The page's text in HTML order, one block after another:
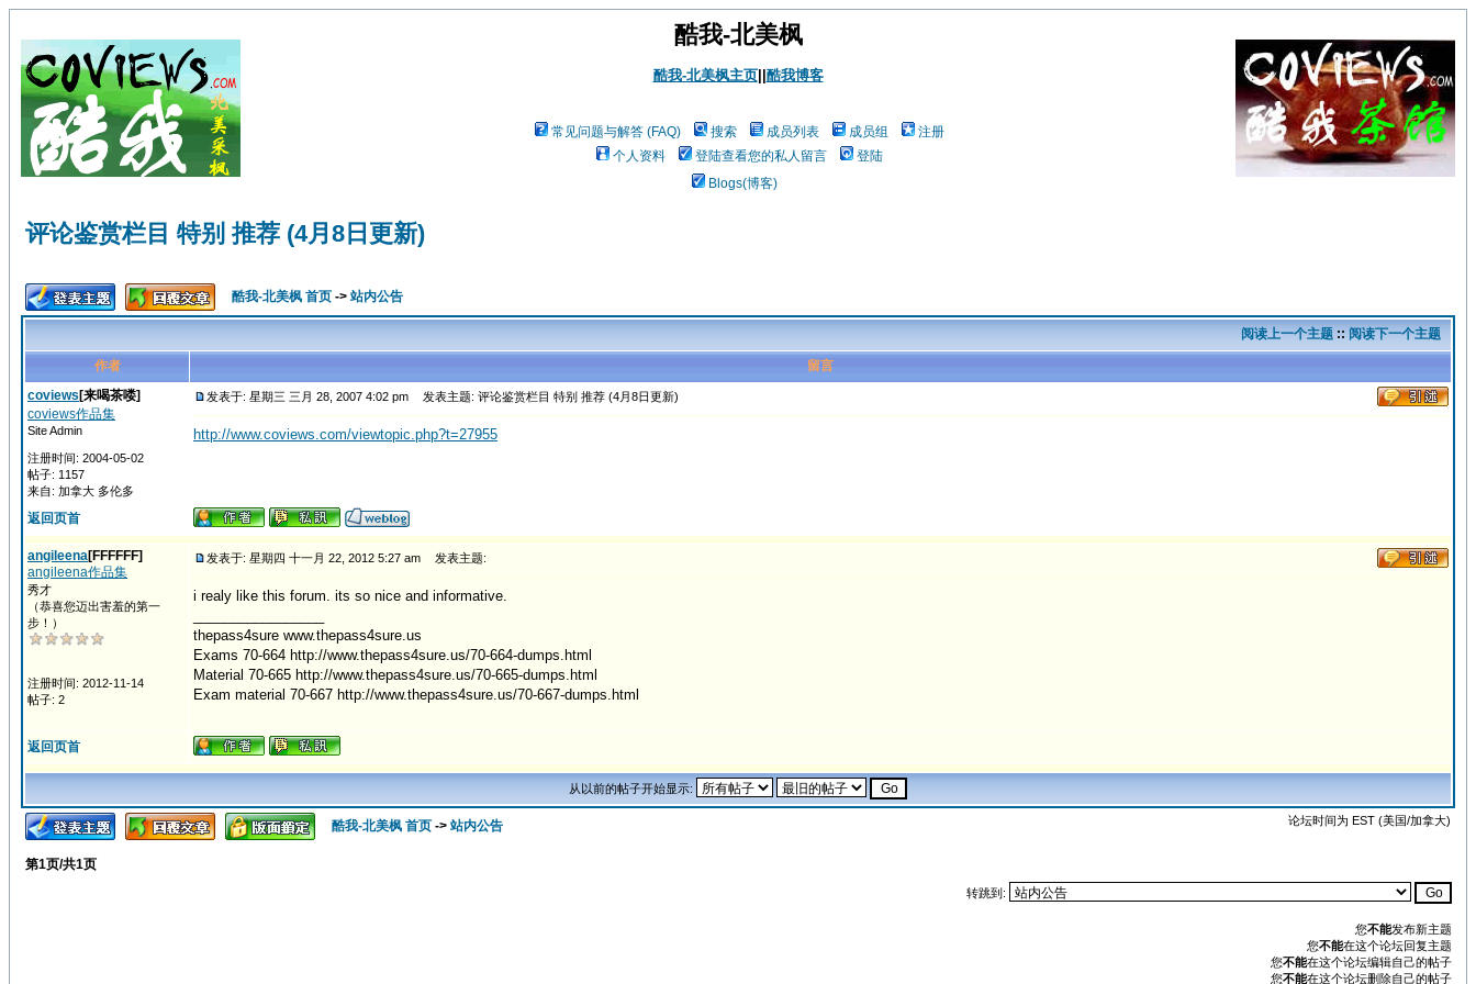
酷我-北美枫
酷我-北美枫主页|| 酷我博客
常见问题与解答 (FAQ) 搜索 成员列表 成员组
注册
个人资料
登陆查看您的私人留言
登陆
Blogs(博客)
评论鉴赏栏目 特别 推荐 (4月8日更新)
酷我-北美枫 首页 -> 站内公告
阅读上一个主题 :: 阅读下一个主题
作者
留言
coviews [来喝茶喽]
coviews作品集
Site Admin
注册时间: 2004-05-02
帖子: 1157
来自: 加拿大 多伦多
发表于: 星期三 三月 28, 2007 4:02 pm 发表主题: 评论鉴赏栏目 特别 推荐 (4月8日更新)
http://www.coviews.com/viewtopic.php?t=27955
返回页首
angileena[FFFFFF]
angileena作品集
秀才
（恭喜您迈出害羞的第一
步！）
注册时间: 2012-11-14
帖子: 2
发表于: 星期四 十一月 22, 2012 5:27 am 发表主题:
i realy like this forum. its so nice and informative.
thepass4sure www.thepass4sure.us
Exams 70-664 http://www.thepass4sure.us/70-664-dumps.html
Material 70-665 http://www.thepass4sure.us/70-665-dumps.html
Exam material 70-667 http://www.thepass4sure.us/70-667-dumps.html
返回页首
从以前的帖子开始显示:
酷我-北美枫 首页 -> 站内公告 论坛时间为 EST (美国/加拿大)
第1页/共1页
转跳到:
您不能发布新主题
您不能在这个论坛回复主题
您不能在这个论坛编辑自己的帖子
您不能在这个论坛删除自己的帖子